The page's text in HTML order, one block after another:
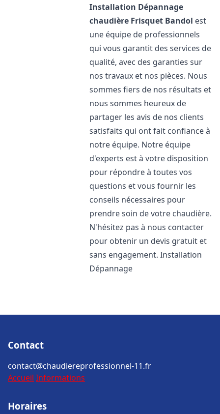
Installation Dépannage
chaudière Frisquet Bandol est
une équipe de professionnels
qui vous garantit des services de
qualité, avec des garanties sur
nos travaux et nos pièces. Nous
sommes fiers de nos résultats et
nous sommes heureux de
partager les avis de nos clients
satisfaits qui ont fait confiance à
notre équipe. Notre équipe
d'experts est à votre disposition
pour répondre à toutes vos
questions et vous fournir les
conseils nécessaires pour
prendre soin de votre chaudière.
N'hésitez pas à nous contacter
pour obtenir un devis gratuit et
sans engagement. Installation
Dépannage
Contact
contact@chaudiereprofessionnel-11.fr
Accueil Informations
Horaires